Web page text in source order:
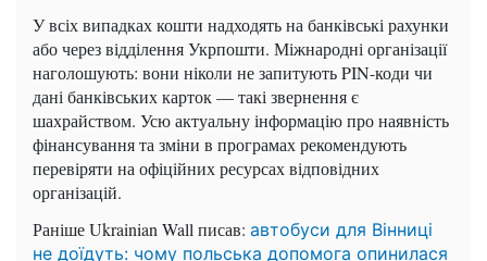
У всіх випадках кошти надходять на банківські рахунки
або через відділення Укрпошти. Міжнародні організації
наголошують: вони ніколи не запитують PIN-коди чи
дані банківських карток — такі звернення є
шахрайством. Усю актуальну інформацію про наявність
фінансування та зміни в програмах рекомендують
перевіряти на офіційних ресурсах відповідних
організацій.
Раніше Ukrainian Wall писав: автобуси для Вінниці
не доїдуть: чому польська допомога опинилася